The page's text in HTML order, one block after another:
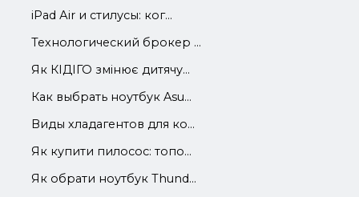
iРad Аir и стилусы: ког...
Технологический брокер ...
Як КІДІГО змінює дитячу...
Как выбрать ноутбук Asu...
Виды хладагентов для ко...
Як купити пилосос: топо...
Як обрати ноутбук Thund...